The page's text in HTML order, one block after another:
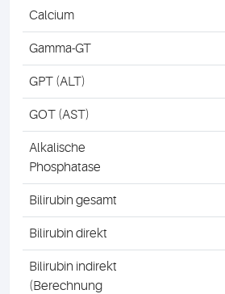
Calcium
Gamma-GT
GPT (ALT)
GOT (AST)
Alkalische
Phosphatase
Bilirubin gesamt
Bilirubin direkt
Bilirubin indirekt
(Berechnung